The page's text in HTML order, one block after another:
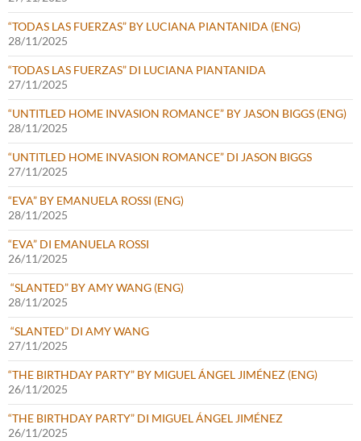
“TODAS LAS FUERZAS” BY LUCIANA PIANTANIDA (ENG)
28/11/2025
“TODAS LAS FUERZAS” DI LUCIANA PIANTANIDA
27/11/2025
“UNTITLED HOME INVASION ROMANCE” BY JASON BIGGS (ENG)
28/11/2025
“UNTITLED HOME INVASION ROMANCE” DI JASON BIGGS
27/11/2025
“EVA” BY EMANUELA ROSSI (ENG)
28/11/2025
“EVA” DI EMANUELA ROSSI
26/11/2025
“SLANTED” BY AMY WANG (ENG)
28/11/2025
“SLANTED” DI AMY WANG
27/11/2025
“THE BIRTHDAY PARTY” BY MIGUEL ÁNGEL JIMÉNEZ (ENG)
26/11/2025
“THE BIRTHDAY PARTY” DI MIGUEL ÁNGEL JIMÉNEZ
26/11/2025